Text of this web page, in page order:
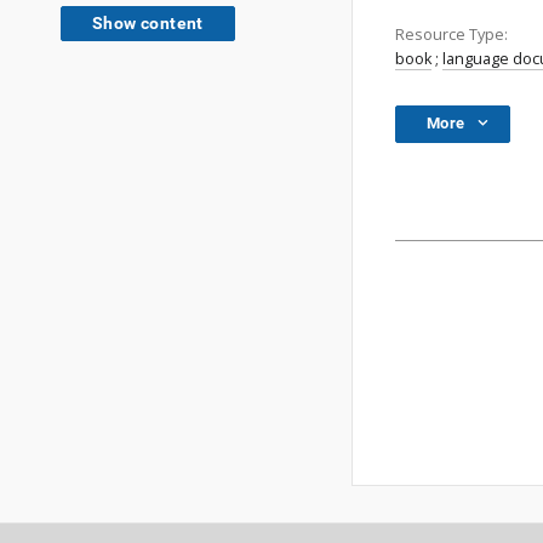
Show content
Resource Type:
book; language
More